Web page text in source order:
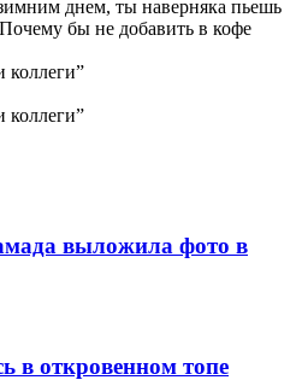
днем, ты наверняка пьешь
бы не добавить в кофе
коллеги”
коллеги”
выложила фото в
в откровенном топе